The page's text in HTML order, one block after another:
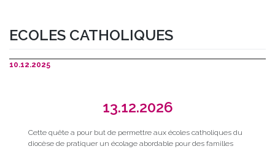
ECOLES CATHOLIQUES
10.12.2025
13.12.2026
Cette quête a pour but de permettre aux écoles catholiques du
diocèse de pratiquer un écolage abordable pour des familles